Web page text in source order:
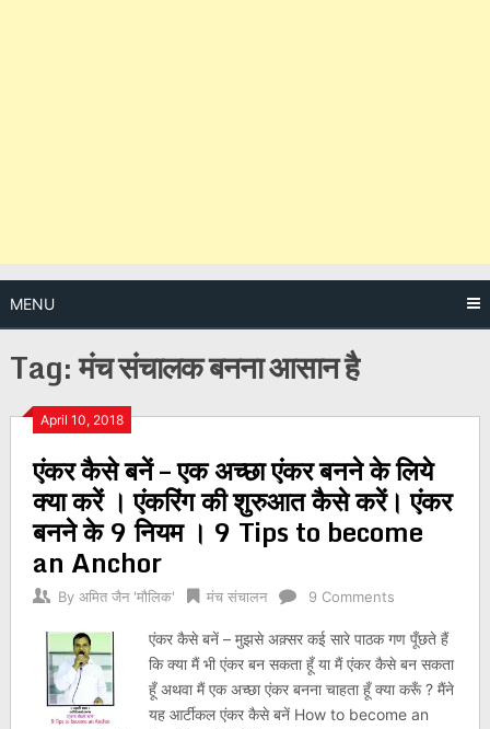
MENU
Tag:मंच संचालक बनना आसान है
April 10, 2018
एंकर कैसे बनें – एक अच्छा एंकर बनने के लिये
क्या करें । एंकरिंग की शुरुआत कैसे करें। एंकर
बनने के 9 नियम । 9 Tips to become
an Anchor
By अमित जैन 'मौलिक' मंच संचालन 9 Comments
एंकर कैसे बनें – मुझसे अक़्सर कई सारे पाठक गण पूँछते हैं
कि क्या मैं भी एंकर बन सकता हूँ या मैं एंकर कैसे बन सकता
हूँ अथवा मैं एक अच्छा एंकर बनना चाहता हूँ क्या करूँ ? मैंने
यह आर्टीकल एंकर कैसे बनें How to become an
Posts
navigation